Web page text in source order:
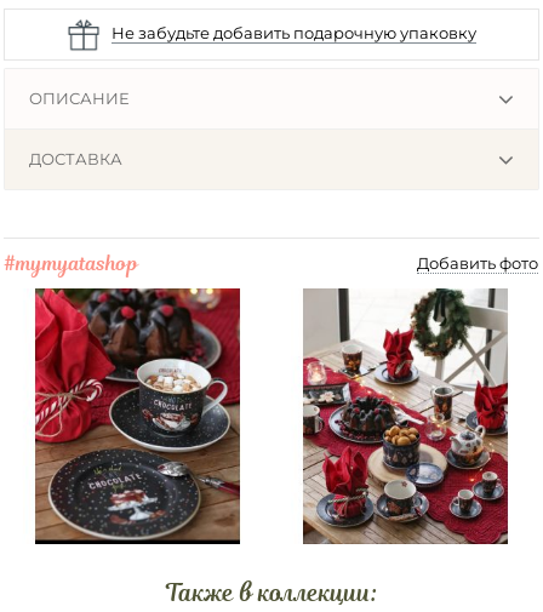
Не забудьте добавить подарочную упаковку
ОПИСАНИЕ
ДОСТАВКА
#mymyatashop Добавить фото
Также в коллекции: